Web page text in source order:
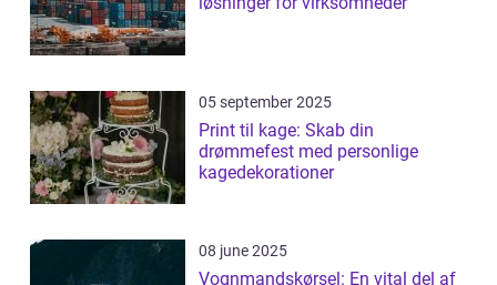
05 september 2025
Print til kage: Skab din
drømmefest med personlige
kagedekorationer
08 june 2025
Vognmandskørsel: En vital del af